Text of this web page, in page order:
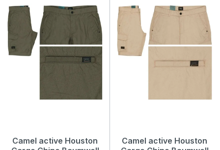
Camel active Houston
Camel active Houston